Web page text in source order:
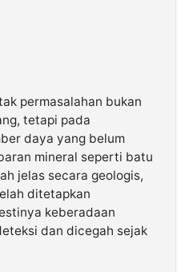
permasalahan bukan
tetapi pada
daya yang belum
mineral seperti batu
jelas secara geologis,
ditetapkan
keberadaan
dan dicegah sejak